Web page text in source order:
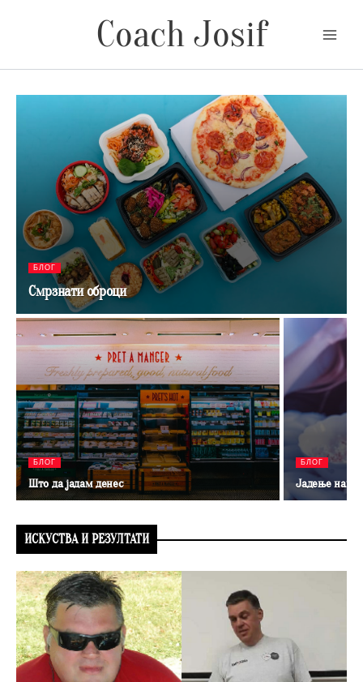
Coach Josif
БЛОГ
Смрзнати оброци
БЛОГ
Што да јадам денес
БЛОГ
Јадење
ИСКУСТВА И РЕЗУЛТАТИ